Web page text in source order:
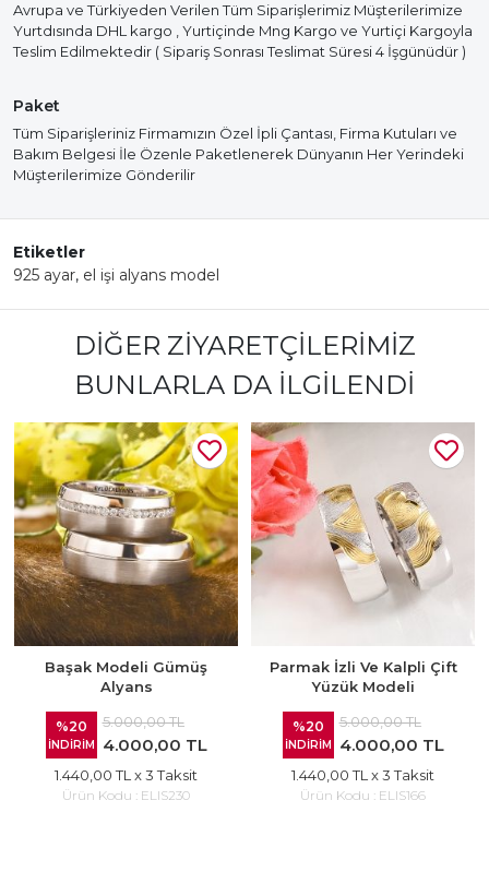
Avrupa ve Türkiyeden Verilen Tüm Siparişlerimiz Müşterilerimize
Yurtdısında DHL kargo , Yurtiçinde Mng Kargo ve Yurtiçi Kargoyla
Teslim Edilmektedir ( Sipariş Sonrası Teslimat Süresi 4 İşgünüdür )
Paket
Tüm Siparişleriniz Firmamızın Özel İpli Çantası, Firma Kutuları ve
Bakım Belgesi İle Özenle Paketlenerek Dünyanın Her Yerindeki
Müşterilerimize Gönderilir
Etiketler
925 ayar, el işi alyans model
DIĞER ZIYARETÇILERIMIZ
BUNLARLA DA İLGILENDI
Başak Modeli Gümüş
Alyans
%20
İNDİRİM
5.000,00 TL
4.000,00 TL
1.440,00 TL x 3 Taksit
Ürün Kodu : ELIS230
Parmak İzli Ve Kalpli Çift
Yüzük Modeli
%20
İNDİRİM
5.000,00 TL
4.000,00 TL
1.440,00 TL x 3 Taksit
Ürün Kodu : ELIS166